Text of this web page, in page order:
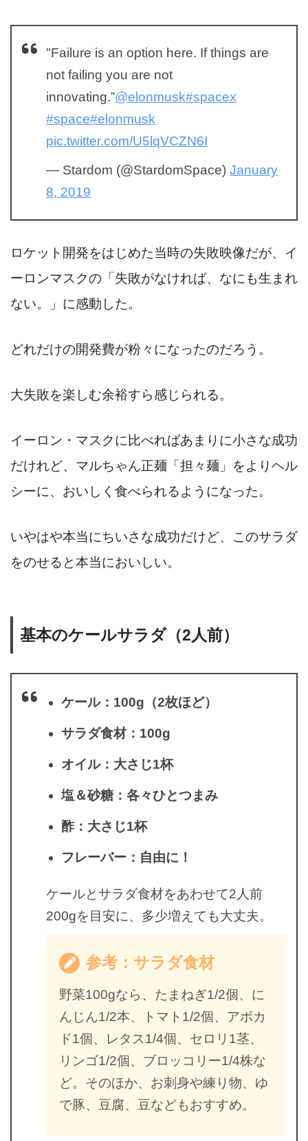
"Failure is an option here. If things are
not failing you are not
innovating.”@elonmusk#spacex
#space#elonmusk
pic.twitter.com/U5lqVCZN6I
— Stardom (@StardomSpace) January
8, 2019
ロケット開発をはじめた当時の失敗映像だが、イ
ーロンマスクの「失敗がなければ、なにも生まれ
ない。」に感動した。
どれだけの開発費が粉々になったのだろう。
大失敗を楽しむ余裕すら感じられる。
イーロン・マスクに比べればあまりに小さな成功
だけれど、マルちゃん正麺「担々麺」をよりヘル
シーに、おいしく食べられるようになった。
いやはや本当にちいさな成功だけど、このサラダ
をのせると本当においしい。
基本のケールサラダ（2人前）
ケール：100g（2枚ほど）
サラダ食材：100g
オイル：大さじ1杯
塩＆砂糖：各々ひとつまみ
酢：大さじ1杯
フレーバー：自由に！
ケールとサラダ食材をあわせて2人前
200gを目安に、多少増えても大丈夫。
参考：サラダ食材
野菜100gなら、たまねぎ1/2個、に
んじん1/2本、トマト1/2個、アボカ
ド1個、レタス1/4個、セロリ1茎、
リンゴ1/2個、ブロッコリー1/4株な
ど。そのほか、お刺身や練り物、ゆ
で豚、豆腐、豆などもおすすめ。